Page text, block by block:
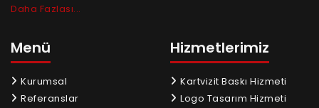
Daha Fazlası...
Menü
Kurumsal
Referanslar
Hizmetlerimiz
Kartvizit Baskı Hizmeti
Logo Tasarım Hizmeti